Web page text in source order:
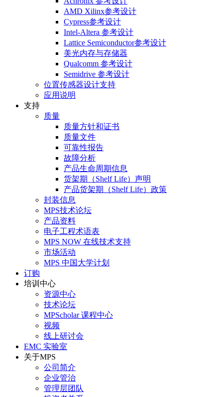
AMD Xilinx参考设计
Cypress参考设计
Intel-Altera 参考设计
Lattice Semiconductor参考设计
美光内存与存储器
Qualcomm 参考设计
Semidrive 参考设计
位置传感器设计支持
应用说明
支持
质量
质量方针和证书
质量文件
可靠性报告
故障分析
产品生命周期信息
货架期（Shelf Life）声明
产品货架期（Shelf Life）政策
封装信息
MPS技术论坛
产品资料
电子工程术语表
MPS NOW 在线技术支持
市场活动
MPS 中国大学计划
订购
培训中心
资源中心
技术论坛
MPScholar 课程中心
视频
线上研讨会
EMC 实验室
关于MPS
公司简介
企业管治
管理层团队